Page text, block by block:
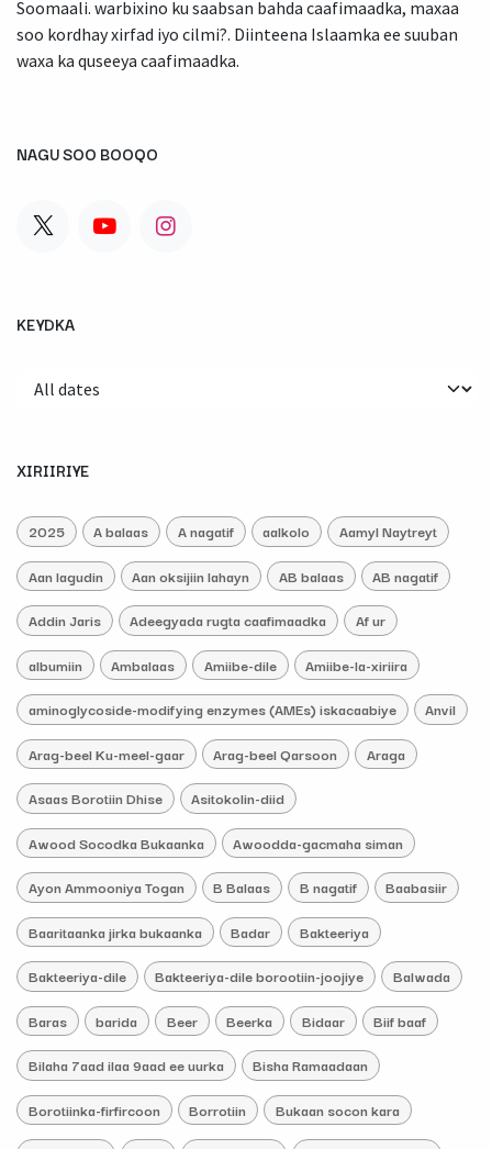
Soomaali. warbixino ku saabsan bahda caafimaadka, maxaa
soo kordhay xirfad iyo cilmi?. Diinteena Islaamka ee suuban
waxa ka quseeya caafimaadka.
NAGU SOO BOOQO
KEYDKA
XIRIIRIYE
2025 A balaas A nagatif aalkolo Aamyl Naytreyt
Aan lagudin Aan oksijiin lahayn AB balaas AB nagatif
Addin Jaris Adeegyada rugta caafimaadka Af ur
albumiin Ambalaas Amiibe-dile Amiibe-la-xiriira
aminoglycoside-modifying enzymes (AMEs) iskacaabiye Anvil
Arag-beel Ku-meel-gaar Arag-beel Qarsoon Araga
Asaas Borotiin Dhise Asitokolin-diid
Awood Socodka Bukaanka Awoodda-gacmaha siman
Ayon Ammooniya Togan B Balaas B nagatif Baabasiir
Baaritaanka jirka bukaanka Badar Bakteeriya
Bakteeriya-dile Bakteeriya-dile borootiin-joojiye Balwada
Baras barida Beer Beerka Bidaar Biif baaf
Bilaha 7aad ilaa 9aad ee uurka Bisha Ramaadaan
Borotiinka-firfircoon Borrotiin Bukaan socon kara